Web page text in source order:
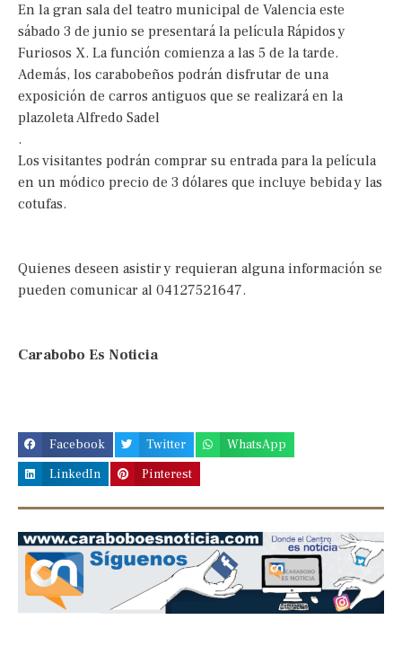
En la gran sala del teatro municipal de Valencia este
sábado 3 de junio se presentará la película Rápidos y
Furiosos X. La función comienza a las 5 de la tarde.
Además, los carabobeños podrán disfrutar de una
exposición de carros antiguos que se realizará en la
plazoleta Alfredo Sadel
.
Los visitantes podrán comprar su entrada para la película
en un módico precio de 3 dólares que incluye bebida y las
cotufas.
Quienes deseen asistir y requieran alguna información se
pueden comunicar al 04127521647.
Carabobo Es Noticia
Facebook Twitter
WhatsApp
LinkedIn
Pinterest
Previous
slide
Next
slide